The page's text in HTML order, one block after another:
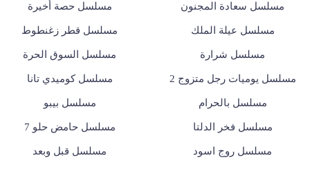
مسلسل سعادة المجنون مسلسل حصة أخيرة
مسلسل عيلة الملك مسلسل قطر زغنطوط
مسلسل شرارة مسلسل السوق الحرة
مسلسل يوميات رجل متزوج 2 مسلسل كوميدي تانا
مسلسل بالحرام مسلسل بيبو
مسلسل فخر الدلتا مسلسل حامض حلو 7
مسلسل روج اسود مسلسل قبل وبعد